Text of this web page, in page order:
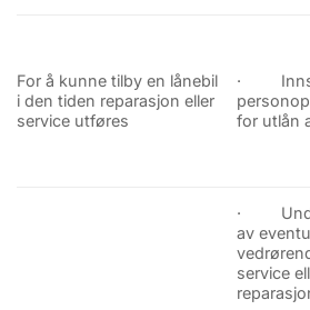
For å kunne tilby en lånebil
i den tiden reparasjon eller
service utføres
·
for utlån
·
av
service